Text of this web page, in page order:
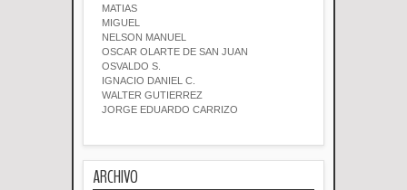
MATIAS
MIGUEL
NELSON MANUEL
OSCAR OLARTE DE SAN JUAN
OSVALDO S.
IGNACIO DANIEL C.
WALTER GUTIERREZ
JORGE EDUARDO CARRIZO
ARCHIVO